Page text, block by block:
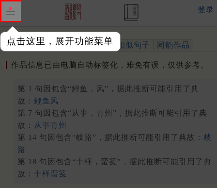
点击这里，展开功能菜单
登录
作品 标注四声 出处、引用 相似句子 同韵作品
作品信息已由电脑自动标签化，难免有误，仅供参考。
第 1 句因包含“鲤鱼，风”，据此推断可能引用了典
故： 鲤鱼风
第 7 句因包含“从事，青州”，据此推断可能引用了典
故： 从事青州
第 14 句因包含“岐路”，据此推断可能引用了典故： 歧
路
第 18 句因包含“十样，蛮笺”，据此推断可能引用了典
故： 十样蛮笺